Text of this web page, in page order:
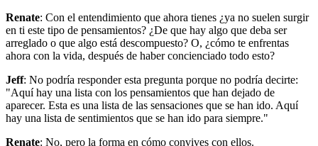
Renate: Con el entendimiento que ahora tienes ¿ya no suelen surgir
en ti este tipo de pensamientos? ¿De que hay algo que deba ser
arreglado o que algo está descompuesto? O, ¿cómo te enfrentas
ahora con la vida, después de haber concienciado todo esto?
Jeff: No podría responder esta pregunta porque no podría decirte:
"Aquí hay una lista con los pensamientos que han dejado de
aparecer. Esta es una lista de las sensaciones que se han ido. Aquí
hay una lista de sentimientos que se han ido para siempre."
Renate: No, pero la forma en cómo convives con ellos.